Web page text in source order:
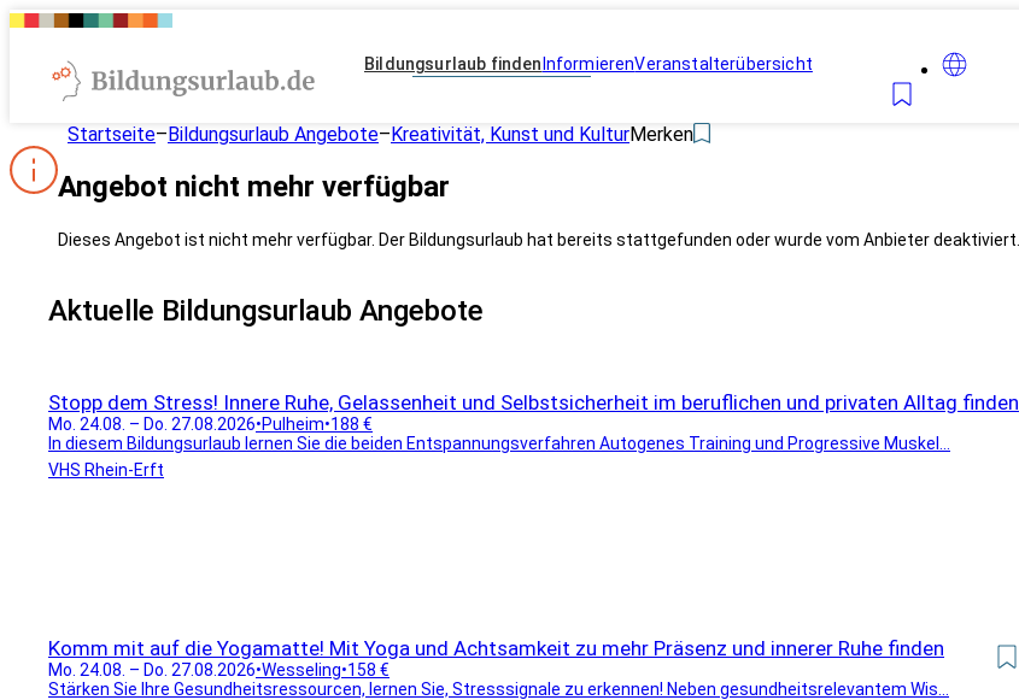
Bildungsurlaub finden InformierenVeranstalterübersicht
Startseite–Bildungsurlaub Angebote–Kreativität, Kunst und KulturMerken
Angebot nicht mehr verfügbar
Dieses Angebot ist nicht mehr verfügbar. Der Bildungsurlaub hat bereits stattgefunden oder wurde vom Anbieter deaktiviert.
Aktuelle Bildungsurlaub Angebote
Stopp dem Stress! Innere Ruhe, Gelassenheit und Selbstsicherheit im beruflichen und privaten Alltag finden
Mo. 24.08. – Do. 27.08.2026•Pulheim•188 €
In diesem Bildungsurlaub lernen Sie die beiden Entspannungsverfahren Autogenes Training und Progressive Muskel...
VHS Rhein-Erft
Komm mit auf die Yogamatte! Mit Yoga und Achtsamkeit zu mehr Präsenz und innerer Ruhe finden
Mo. 24.08. – Do. 27.08.2026•Wesseling•158 €
Stärken Sie Ihre Gesundheitsressourcen, lernen Sie, Stresssignale zu erkennen! Neben gesundheitsrelevantem Wis...